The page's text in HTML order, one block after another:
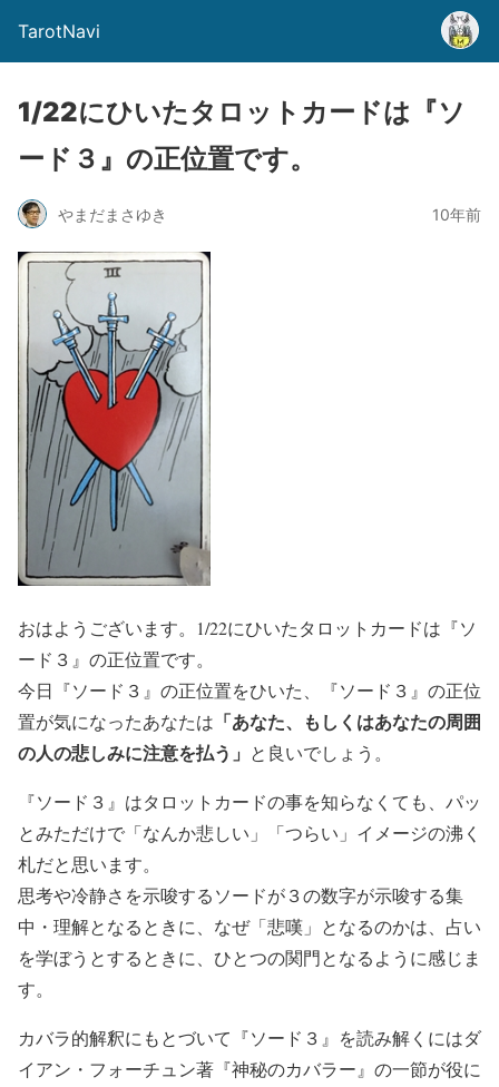
TarotNavi
1/22にひいたタロットカードは『ソ
ード３』の正位置です。
やまだまさゆき 10年前
おはようございます。1/22にひいたタロットカードは『ソ
ード３』の正位置です。
今日『ソード３』の正位置をひいた、『ソード３』の正位
置が気になったあなたは 「あなた、もしくはあなたの周囲
の人の悲しみに注意を払う」 と良いでしょう。
『ソード３』はタロットカードの事を知らなくても、パッ
とみただけで「なんか悲しい」「つらい」イメージの沸く
札だと思います。
思考や冷静さを示唆するソードが３の数字が示唆する集
中・理解となるときに、なぜ「悲嘆」となるのかは、占い
を学ぼうとするときに、ひとつの関門となるように感じま
す。
カバラ的解釈にもとづいて『ソード３』を読み解くにはダ
イアン・フォーチュン著『神秘のカバラー』の一節が役に